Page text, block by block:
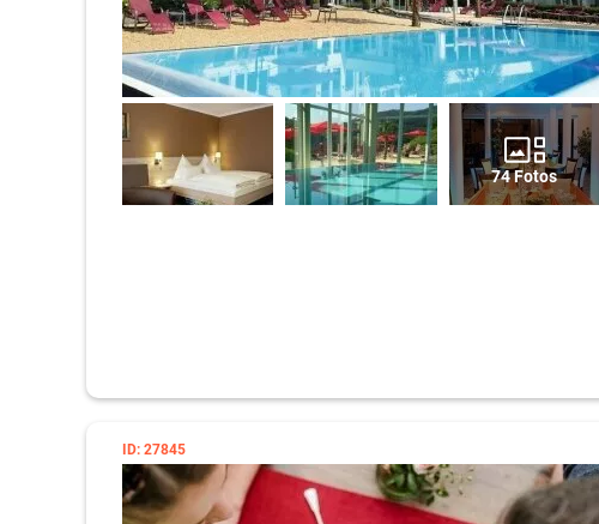
74 Fotos
ID: 27845